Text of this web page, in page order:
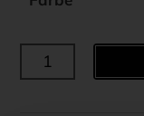
SOMPEX
-